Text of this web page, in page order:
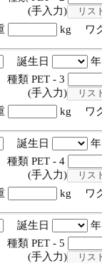
力)
kg ワ
誕生日
種類 PET - 3
力)
kg ワ
誕生日
種類 PET - 4
力)
kg ワ
誕生日
種類 PET - 5
力)